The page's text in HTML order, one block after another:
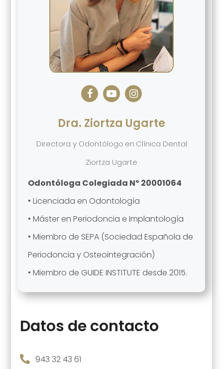
Dra. Ziortza Ugarte
Directora y Odontólogo en Clínica Dental
Ziortza Ugarte
Odontóloga Colegiada Nº 20001064
• Licenciada en Odontología
• Máster en Periodoncia e Implantología
• Miembro de SEPA (Sociedad Española de
Periodoncia y Osteointegración)
• Miembro de GUIDE INSTITUTE desde 2015.
Datos de contacto
 943 32 43 61